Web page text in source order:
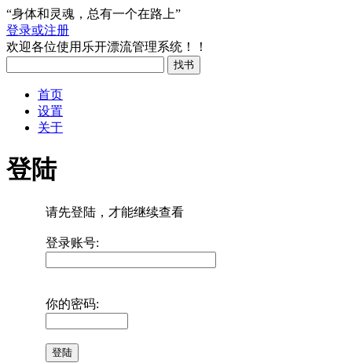
“身体和灵魂，总有一个在路上”
登录或注册
欢迎各位使用乐开漂流管理系统！！
首页
设置
关于
登陆
请先登陆，才能继续查看
登录账号:
你的密码: